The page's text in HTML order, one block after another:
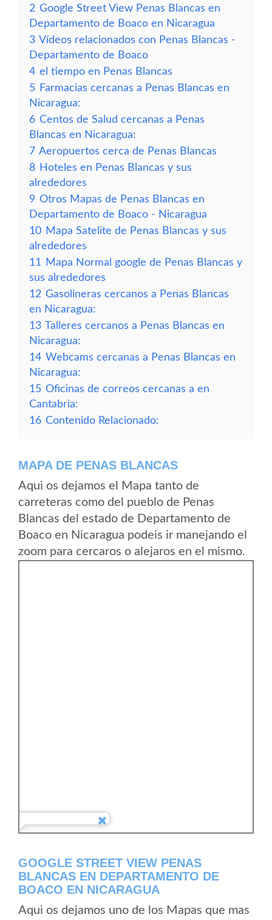
2 Google Street View Penas Blancas en
Departamento de Boaco en Nicaragua
3 Vídeos relacionados con Penas Blancas -
Departamento de Boaco
4 el tiempo en Penas Blancas
5 Farmacias cercanas a Penas Blancas en
Nicaragua:
6 Centos de Salud cercanas a Penas
Blancas en Nicaragua:
7 Aeropuertos cerca de Penas Blancas
8 Hoteles en Penas Blancas y sus
alrededores
9 Otros Mapas de Penas Blancas en
Departamento de Boaco - Nicaragua
10 Mapa Satelite de Penas Blancas y sus
alrededores
11
Mapa Normal google de Penas Blancas y
sus alrededores
12 Gasolineras cercanos a Penas Blancas
en Nicaragua:
13 Talleres cercanos a Penas Blancas en
Nicaragua:
14 Webcams cercanas a Penas Blancas en
Nicaragua:
15 Oficinas de correos cercanas a en
Cantabria:
16 Contenido Relacionado:
MAPA DE PENAS BLANCAS
Aqui os dejamos el Mapa tanto de
carreteras como del pueblo de Penas
Blancas del estado de Departamento de
Boaco en Nicaragua podeis ir manejando el
zoom para cercaros o alejaros en el mismo.
GOOGLE STREET VIEW PENAS
BLANCAS EN DEPARTAMENTO DE
BOACO EN NICARAGUA
Aqui os dejamos uno de los Mapas que mas